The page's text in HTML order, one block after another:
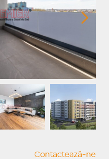
Contactează-ne